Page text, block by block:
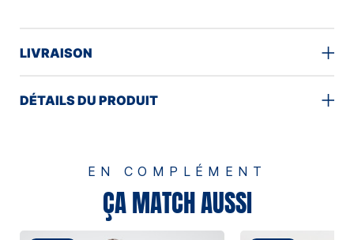
LIVRAISON
DÉTAILS DU PRODUIT
EN COMPLÉMENT
ÇA MATCH AUSSI